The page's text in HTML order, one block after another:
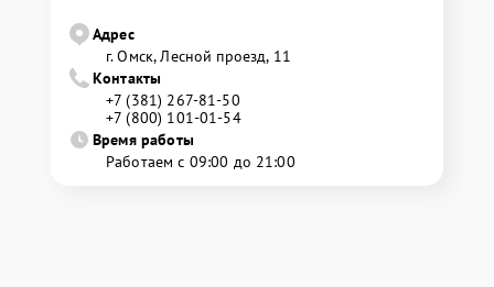
Адрес
г. Омск, ​Лесной проезд, 11
Контакты
+7 (381) 267-81-50
+7 (800) 101-01-54
Время работы
Работаем с 09:00 до 21:00